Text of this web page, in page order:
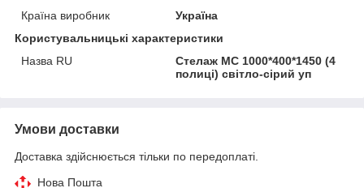
Країна виробник
Україна
Користувальницькі характеристики
Назва RU
Стелаж МС 1000*400*1450 (4
полиці) світло-сірий уп
Умови доставки
Доставка здійснюється тільки по передоплаті.
Нова Пошта